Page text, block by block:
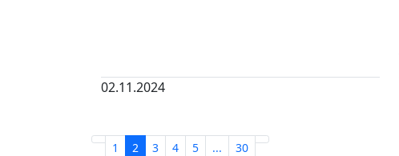
02.11.2024
1 2 3 4 5 ... 30